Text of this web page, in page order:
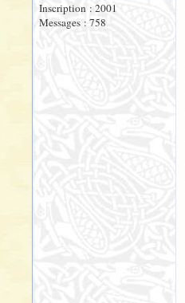
Inscription : 2001
Messages : 758